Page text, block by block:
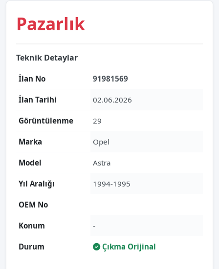
Pazarlık
Teknik Detaylar
İlan No 91981569
İlan Tarihi 02.06.2026
Görüntülenme 29
Marka Opel
Model Astra
Yıl Aralığı 1994-1995
OEM No
Konum -
Durum Çıkma Orijinal